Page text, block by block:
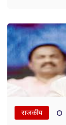
राजकीय